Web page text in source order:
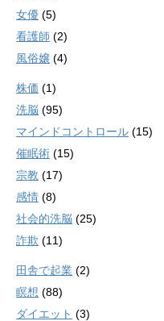
女優 (5)
看護師 (2)
風俗嬢 (4)
株価 (1)
洗脳 (95)
マインドコントロール (15)
催眠術 (15)
宗教 (17)
感情 (8)
社会的洗脳 (25)
詐欺 (11)
田舎で起業 (2)
瞑想 (88)
ダイエット (3)